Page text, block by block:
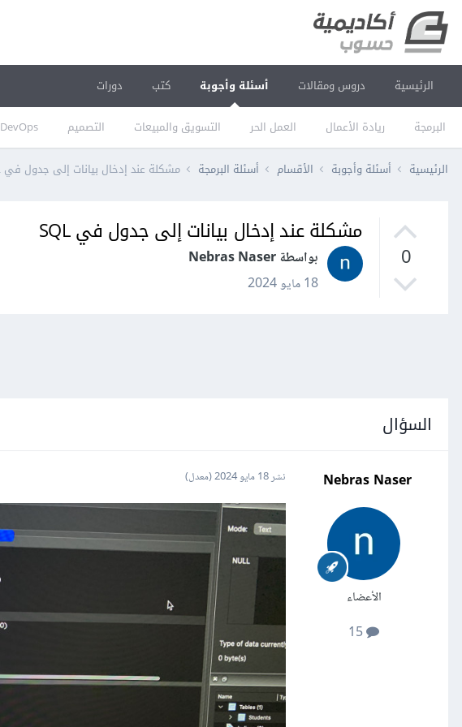
الرئيسية دروس ومقالات أسئلة وأجوبة
البرمجة ريادة الأعمال العمل الحر التسويق والمبيعات التصميم DevOps
كتب دورات
الرئيسية أسئلة وأجوبة الأقسام أسئلة البرمجة مشكلة عند إدخال بيانات إلى جدول في SQL
0
مشكلة عند إدخال بيانات إلى جدول في SQL
بواسطة Nebras Naser
18 مايو 2024
السؤال
Nebras Naser
الأعضاء
نشر18 مايو 2024 (معدل)